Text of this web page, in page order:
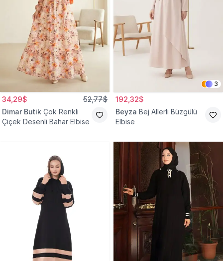
34,29$ 52,77$
Dimar Butik Çok Renkli
Çiçek Desenli Bahar Elbise
3
192,32$
Beyza Bej Allerli Büzgülü
Elbise